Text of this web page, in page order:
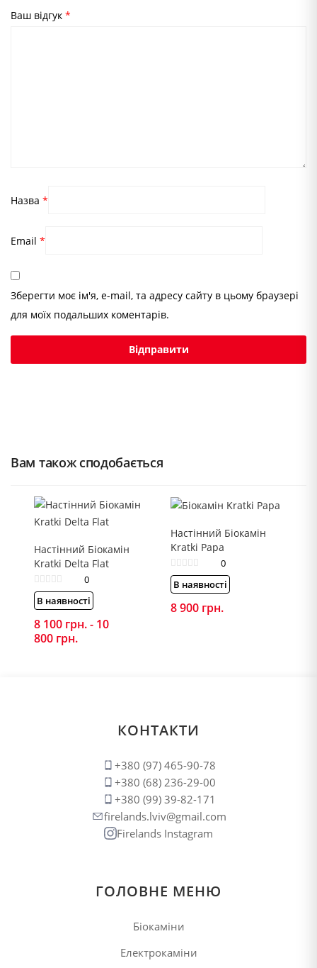
Ваш відгук *
Назва *
Email *
Зберегти моє ім'я, e-mail, та адресу сайту в цьому браузері
для моїх подальших коментарів.
Вам також сподобається
Настінний Біокамін
Kratki Delta Flat
0
В наявності
8 100 грн.- 10
800 грн.
Настінний Біокамін
Kratki Papa
0
В наявності
8 900 грн.
КОНТАКТИ
+380 (97) 465-90-78
+380 (68) 236-29-00
+380 (99) 39-82-171
firelands.lviv@gmail.com
Firelands Instagram
ГОЛОВНЕ МЕНЮ
Біокаміни
Електрокаміни